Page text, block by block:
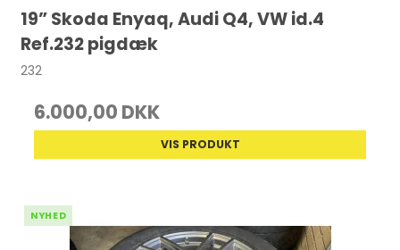
19” Skoda Enyaq, Audi Q4, VW id.4
Ref.232 pigdæk
232
6.000,00 DKK
VIS PRODUKT
NYHED